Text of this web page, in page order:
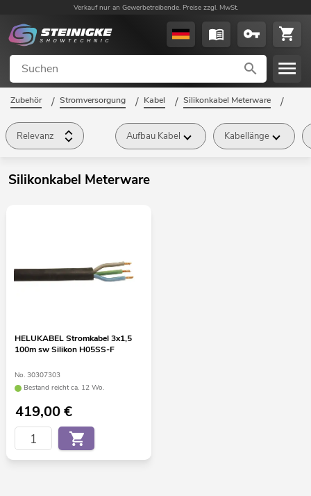
Verkauf nur an Gewerbetreibende. Preise zzgl. MwSt.
Zubehör / Stromversorgung / Kabel / Silikonkabel Meterware /
Relevanz Aufbau Kabel Kabellänge
Silikonkabel Meterware
HELUKABEL Stromkabel 3x1,5
100m sw Silikon H05SS-F
No. 30307303
Bestand reicht ca. 12 Wo.
419,00€